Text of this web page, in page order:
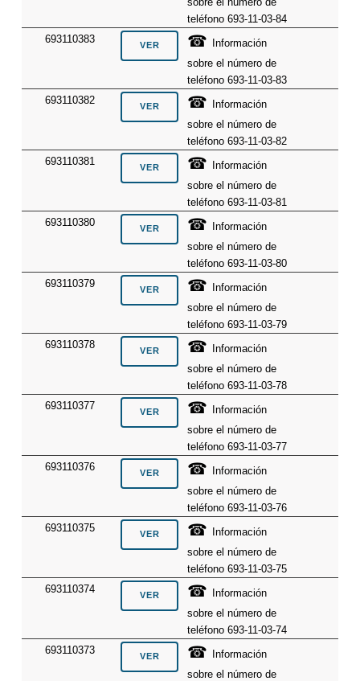
teléfono 693-11-03-84
693110383
☎
Información
sobre el número de
teléfono 693-11-03-83
693110382
☎
Información
sobre el número de
teléfono 693-11-03-82
693110381
☎
Información
sobre el número de
teléfono 693-11-03-81
693110380
☎
Información
sobre el número de
teléfono 693-11-03-80
693110379
☎
Información
sobre el número de
teléfono 693-11-03-79
693110378
☎
Información
sobre el número de
teléfono 693-11-03-78
693110377
☎
Información
sobre el número de
teléfono 693-11-03-77
693110376
☎
Información
sobre el número de
teléfono 693-11-03-76
693110375
☎
Información
sobre el número de
teléfono 693-11-03-75
693110374
☎
Información
sobre el número de
teléfono 693-11-03-74
693110373
☎
Información
sobre el número de